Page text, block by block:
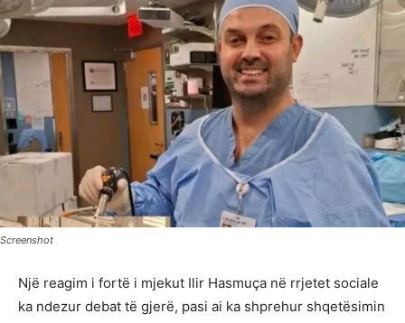
Screenshot
Një reagim i fortë i mjekut Ilir Hasmuça në rrjetet sociale
ka ndezur debat të gjerë, pasi ai ka shprehur shqetësimin